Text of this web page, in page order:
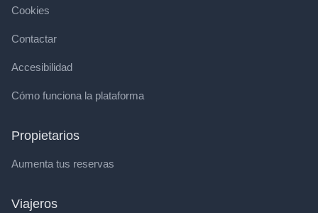
Cookies
Contactar
Accesibilidad
Cómo funciona la plataforma
Propietarios
Aumenta tus reservas
Viajeros